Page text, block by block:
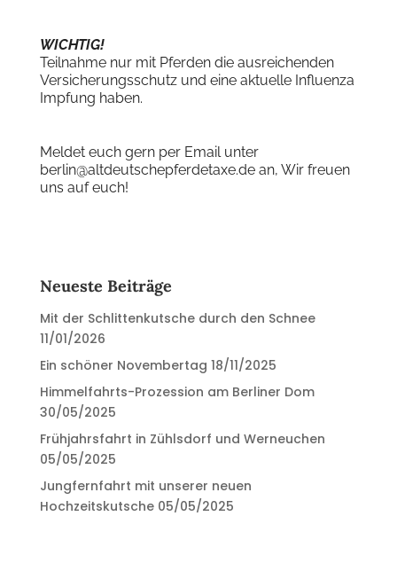
WICHTIG!
Teilnahme nur mit Pferden die ausreichenden
Versicherungsschutz und eine aktuelle Influenza
Impfung haben.
Meldet euch gern per Email unter
berlin@altdeutschepferdetaxe.de an, Wir freuen
uns auf euch!
Neueste Beiträge
Mit der Schlittenkutsche durch den Schnee
11/01/2026
Ein schöner Novembertag 18/11/2025
Himmelfahrts-Prozession am Berliner Dom
30/05/2025
Frühjahrsfahrt in Zühlsdorf und Werneuchen
05/05/2025
Jungfernfahrt mit unserer neuen
Hochzeitskutsche 05/05/2025